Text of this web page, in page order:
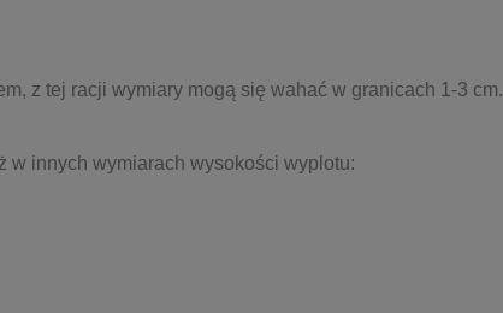
z tej racji wymiary mogą się wahać w granicach 1-3 cm.
w innych wymiarach wysokości wyplotu: